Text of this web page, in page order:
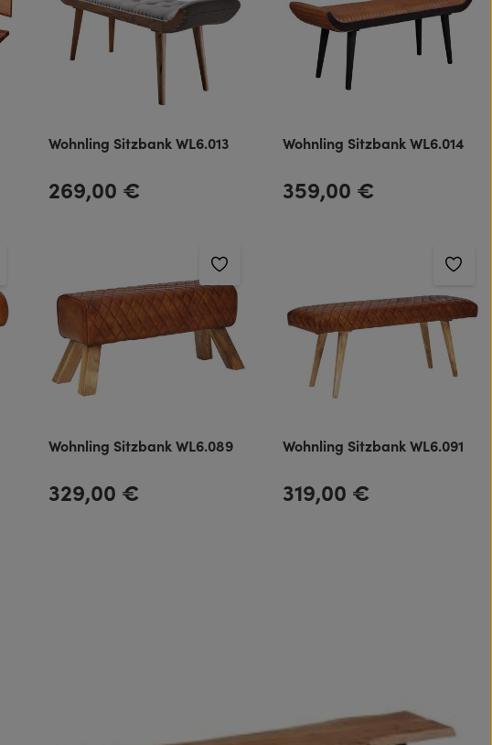
Wohnling Sitzbank WL6.013
Regulärer Preis:
269,00 €
Wohnling Sitzbank WL6.014
Regulärer Preis:
359,00 €
Wohnling Sitzbank WL6.089
Regulärer Preis:
329,00 €
Wohnling Sitzbank WL6.091
Regulärer Preis:
319,00 €